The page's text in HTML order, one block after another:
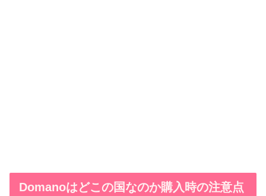
Domanoはどこの国なのか購入時の注意点